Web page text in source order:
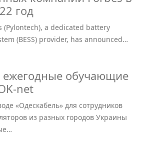
год
(Pylontech), a dedicated battery
(BESS) provider, has announced…
ежегодные обучающие
net
«Одескабель» для сотрудников
из разных городов Украины